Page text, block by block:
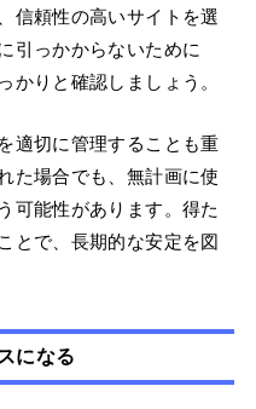
信頼性の高いサイトを選
引っかからないために
かりと確認しましょう。
適切に管理することも重
た場合でも、無計画に使
可能性があります。得た
とで、長期的な安定を図
になる